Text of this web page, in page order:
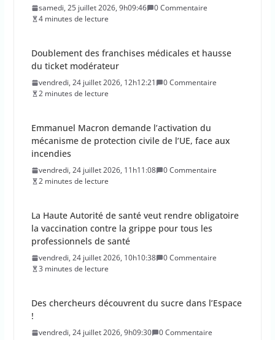
Doublement des franchises médicales et hausse
du ticket modérateur
2 minutes de lecture
Emmanuel Macron demande l’activation du
mécanisme de protection civile de l’UE, face aux
vendredi, 24 juillet 2026, 11h11:08
0 Commentaire
2 minutes de lecture
La Haute Autorité de santé veut rendre obligatoire
la vaccination contre la grippe pour tous les
vendredi, 24 juillet 2026, 10h10:38
0 Commentaire
3 minutes de lecture
Des chercheurs découvrent du sucre dans l’Espace
!
1 minutes de lecture
La percée du scarabée japonais inquiète les